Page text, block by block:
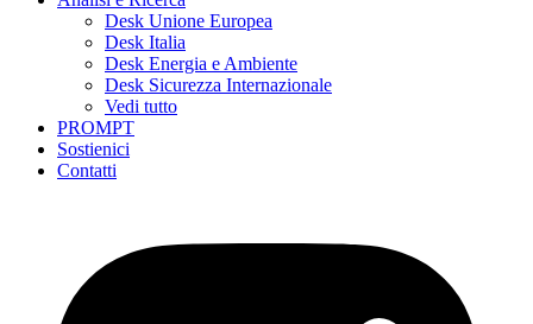
Desk Unione Europea
Desk Italia
Desk Energia e Ambiente
Desk Sicurezza Internazionale
Vedi tutto
PROMPT
Sostienici
Contatti